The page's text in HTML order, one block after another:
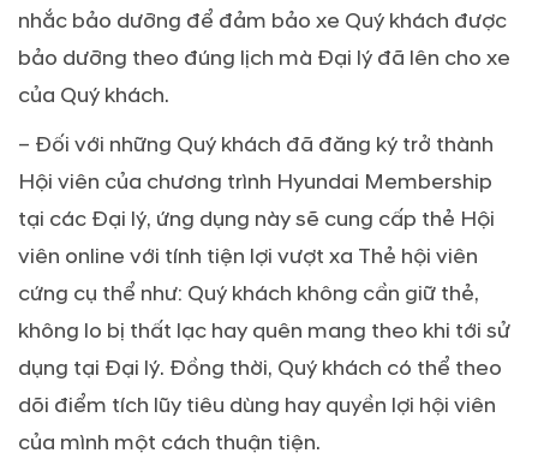
nhắc bảo dưỡng để đảm bảo xe Quý khách được
bảo dưỡng theo đúng lịch mà Đại lý đã lên cho xe
của Quý khách.
– Đối với những Quý khách đã đăng ký trở thành
Hội viên của chương trình Hyundai Membership
tại các Đại lý, ứng dụng này sẽ cung cấp thẻ Hội
viên online với tính tiện lợi vượt xa Thẻ hội viên
cứng cụ thể như: Quý khách không cần giữ thẻ,
không lo bị thất lạc hay quên mang theo khi tới sử
dụng tại Đại lý. Đồng thời, Quý khách có thể theo
dõi điểm tích lũy tiêu dùng hay quyền lợi hội viên
của mình một cách thuận tiện.